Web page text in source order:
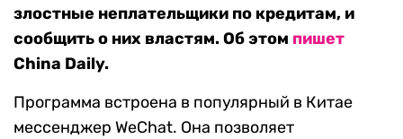
злостные неплательщики по кредитам, и
сообщить о них властям. Об этом пишет
China Daily.
Программа встроена в популярный в Китае
мессенджер WeChat. Она позволяет